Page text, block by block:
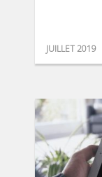
JUILLET 2019